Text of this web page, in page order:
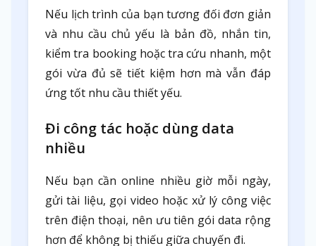
Nếu lịch trình của bạn tương đối đơn giản
và nhu cầu chủ yếu là bản đồ, nhắn tin,
kiểm tra booking hoặc tra cứu nhanh, một
gói vừa đủ sẽ tiết kiệm hơn mà vẫn đáp
ứng tốt nhu cầu thiết yếu.
Đi công tác hoặc dùng data
nhiều
Nếu bạn cần online nhiều giờ mỗi ngày,
gửi tài liệu, gọi video hoặc xử lý công việc
trên điện thoại, nên ưu tiên gói data rộng
hơn để không bị thiếu giữa chuyến đi.